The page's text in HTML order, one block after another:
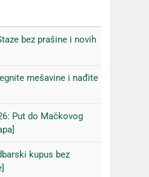
bez prašine i novih
mešavine i nađite
Put do Mačkovog
kupus bez